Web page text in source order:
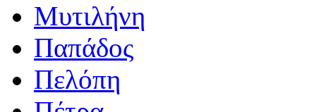
Μυτιλήνη
Παπάδος
Πελόπη